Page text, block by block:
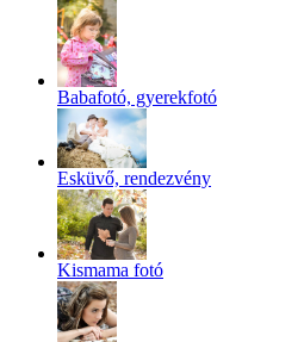
Babafotó, gyerekfotó
Esküvő, rendezvény
Kismama fotó